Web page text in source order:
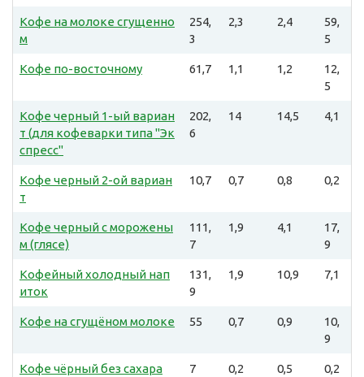
Кофе на молоке сгущенно
м
254,
3
2,3 2,4
59,
5
Кофе по-восточному 61,7 1,1 1,2
12,
5
Кофе черный 1-ый вариан
т (для кофеварки типа "Эк
спресс"
202,
6
14 14,5 4,1
Кофе черный 2-ой вариан
т
10,7 0,7 0,8 0,2
Кофе черный с морожены
м (глясе)
111,
7
1,9 4,1
17,
9
Кофейный холодный нап
иток
131,
9
1,9 10,9 7,1
Кофе на сгущёном молоке 55 0,7 0,9
10,
9
Кофе чёрный без сахара 7 0,2 0,5 0,2